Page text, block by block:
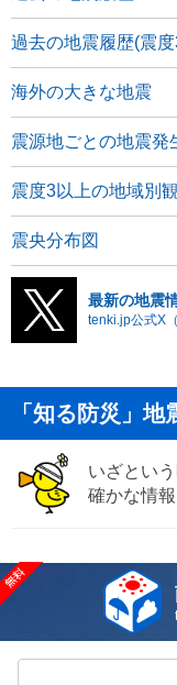
過去の地震履歴(震
海外の大きな地震
震源地ごとの地震発
震度3以上の地域別
震央分布図
最新の地震
tenki.jp公式X
「知る防災」地
いざとい
確かな情